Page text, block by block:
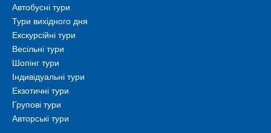
Автобусні тури
Тури вихідного дня
Екскурсійні тури
Весільні тури
Шопінг тури
Індивідуальні тури
Екзотичні тури
Групові тури
Авторські тури